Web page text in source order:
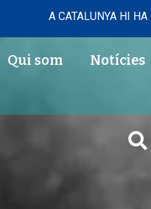
A CATALUNYA HI HA
Qui som
Notícies